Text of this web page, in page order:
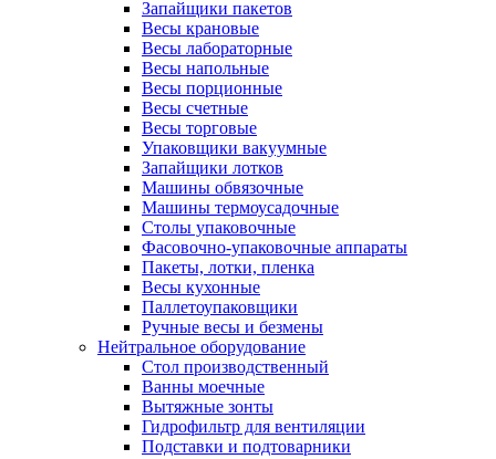
Запайщики пакетов
Весы крановые
Весы лабораторные
Весы напольные
Весы порционные
Весы счетные
Весы торговые
Упаковщики вакуумные
Запайщики лотков
Машины обвязочные
Машины термоусадочные
Столы упаковочные
Фасовочно-упаковочные аппараты
Пакеты, лотки, пленка
Весы кухонные
Паллетоупаковщики
Ручные весы и безмены
Нейтральное оборудование
Cтол производственный
Ванны моечные
Вытяжные зонты
Гидрофильтр для вентиляции
Подставки и подтоварники